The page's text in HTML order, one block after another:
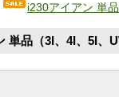
i230アイアン 単
単品（3I、4I、5I、